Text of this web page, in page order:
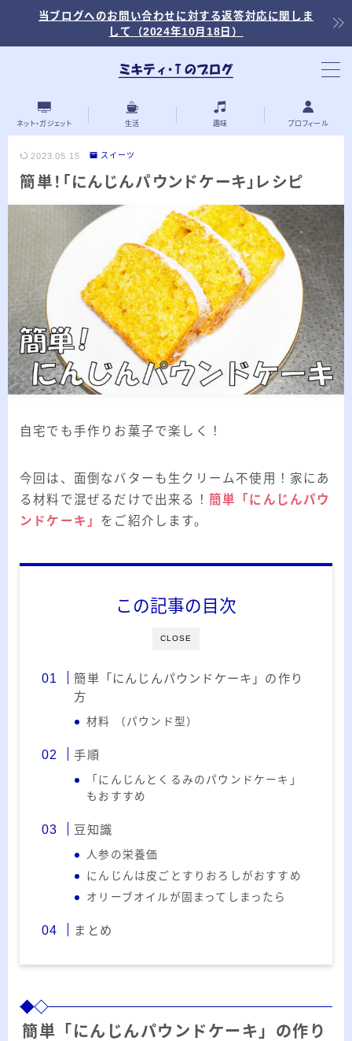
当ブログへのお問い合わせに対する返答対応に関しま
して（2024年10月18日）
「浅羽ビオトープ」で野鳥観察 ～2026年
3月～
2026.03.30
「秋ヶ瀬公園」春の野鳥観察 ～2026年3
月～
2026.03.08
「見沼自然公園」で野鳥観察 ～2026年3
月～
2026.03.02
2026年～
カテゴリー
カテゴリー
RSS
プロフィール
みきてぃ
ネット・ガジェット 生活 趣味 プロフィール
2023.05.15 スイーツ
簡単！「にんじんパウンドケーキ」レシピ
自宅でも手作りお菓子で楽しく！
今回は、面倒なバターも生クリーム不使用！家にあ
る材料で混ぜるだけで出来る！ 簡単「にんじんパウ
ンドケーキ」 をご紹介します。
CLOSE
この記事の目次
簡単「にんじんパウンドケーキ」の作り
方
材料 （パウンド型）
手順
「にんじんとくるみのパウンドケーキ」
もおすすめ
豆知識
人参の栄養価
にんじんは皮ごとすりおろしがおすすめ
オリーブオイルが固まってしまったら
まとめ
簡単「にんじんパウンドケーキ」の作り